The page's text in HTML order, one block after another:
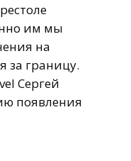
им мы
на
за границу.
Сергей
появления